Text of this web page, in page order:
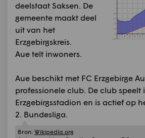
deelstaat Saksen. De
gemeente maakt deel
uit van het
Erzgebirgskreis.
Aue telt inwoners.
Aue beschikt met FC Erzgebirge
professionele club. De club speelt
Erzgebirgsstadion en is actief op
2. Bundesliga.
Bron: Wikipedia.org